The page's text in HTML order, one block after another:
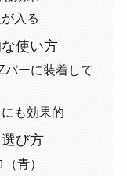
入る
使い方
バーに装着して
も効果的
び方
青）